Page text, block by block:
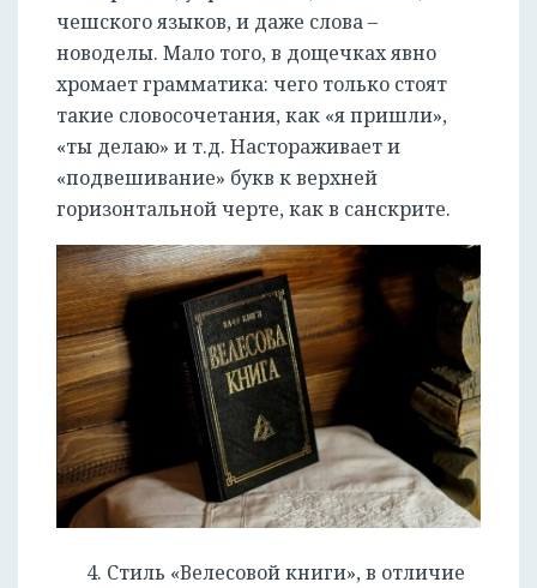
чешского языков, и даже слова –
новоделы. Мало того, в дощечках явно
хромает грамматика: чего только стоят
такие словосочетания, как «я пришли»,
«ты делаю» и т.д. Настораживает и
«подвешивание» букв к верхней
горизонтальной черте, как в санскрите.
4. Стиль «Велесовой книги», в отличие